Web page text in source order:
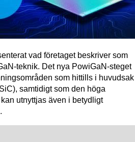
vad företaget beskriver som
teknik. Det nya PowiGaN-steget
som hittills i huvudsak
samtidigt som den höga
utnyttjas även i betydligt